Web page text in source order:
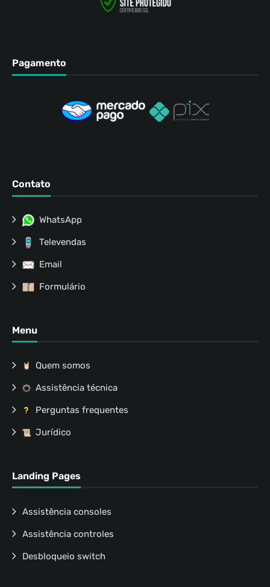
Pagamento
Contato
WhatsApp
Televendas
Email
Formulário
Menu
Quem somos
Assistência técnica
Perguntas frequentes
Jurídico
Landing Pages
Assistência consoles
Assistência controles
Desbloqueio switch